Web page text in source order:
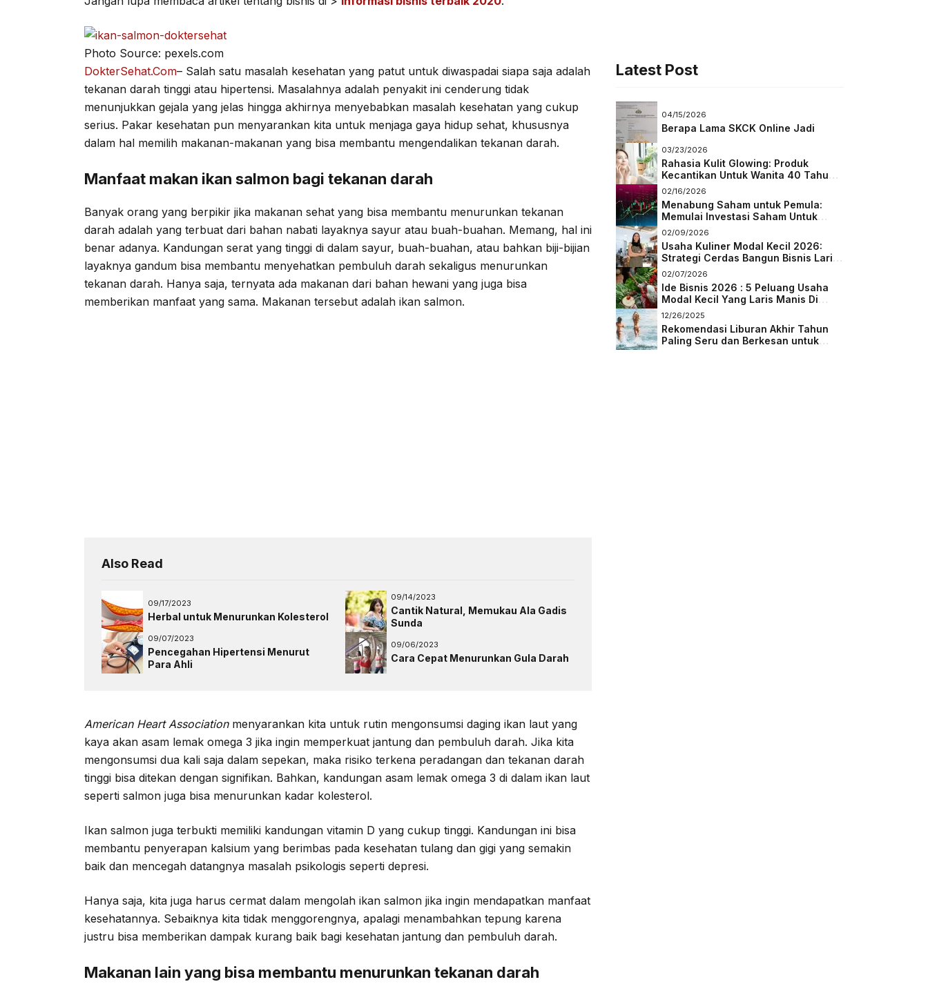
m
Photo Source: pexels.com
DokterSehat.Com– Salah satu masalah kesehatan yang patut untuk diwaspadai siapa saja adalah
tekanan darah tinggi atau hipertensi. Masalahnya adalah penyakit ini cenderung tidak
menunjukkan gejala yang jelas hingga akhirnya menyebabkan masalah kesehatan yang cukup
serius. Pakar kesehatan pun menyarankan kita untuk menjaga gaya hidup sehat, khususnya
dalam hal memilih makanan-makanan yang bisa membantu mengendalikan tekanan darah.
Manfaat makan ikan salmon bagi tekanan darah
Banyak orang yang berpikir jika makanan sehat yang bisa membantu menurunkan tekanan
darah adalah yang terbuat dari bahan nabati layaknya sayur atau buah-buahan. Memang, hal ini
benar adanya. Kandungan serat yang tinggi di dalam sayur, buah-buahan, atau bahkan biji-bijian
layaknya gandum bisa membantu menyehatkan pembuluh darah sekaligus menurunkan
tekanan darah. Hanya saja, ternyata ada makanan dari bahan hewani yang juga bisa
memberikan manfaat yang sama. Makanan tersebut adalah ikan salmon.
Also Read
09/17/2023
Herbal untuk Menurunkan Kolesterol
09/14/2023
Cantik Natural, Memukau Ala Gadis
Sunda
09/07/2023
Pencegahan Hipertensi Menurut
Para Ahli
09/06/2023
Cara Cepat Menurunkan Gula Darah
American Heart Associationmenyarankan kita untuk rutin mengonsumsi daging ikan laut yang
kaya akan asam lemak omega 3 jika ingin memperkuat jantung dan pembuluh darah. Jika kita
mengonsumsi dua kali saja dalam sepekan, maka risiko terkena peradangan dan tekanan darah
tinggi bisa ditekan dengan signifikan. Bahkan, kandungan asam lemak omega 3 di dalam ikan laut
seperti salmon juga bisa menurunkan kadar kolesterol.
Ikan salmon juga terbukti memiliki kandungan vitamin D yang cukup tinggi. Kandungan ini bisa
membantu penyerapan kalsium yang berimbas pada kesehatan tulang dan gigi yang semakin
baik dan mencegah datangnya masalah psikologis seperti depresi.
Hanya saja, kita juga harus cermat dalam mengolah ikan salmon jika ingin mendapatkan manfaat
kesehatannya. Sebaiknya kita tidak menggorengnya, apalagi menambahkan tepung karena
justru bisa memberikan dampak kurang baik bagi kesehatan jantung dan pembuluh darah.
Makanan lain yang bisa membantu menurunkan tekanan darah
Latest Post
04/15/2026
Berapa Lama SKCK Online Jadi
03/23/2026
Rahasia Kulit Glowing: Produk
Kecantikan Untuk Wanita 40 Tahun
Keatas
02/16/2026
Menabung Saham untuk Pemula:
Memulai Investasi Saham Untuk
Pemula
02/09/2026
Usaha Kuliner Modal Kecil 2026:
Strategi Cerdas Bangun Bisnis Laris
di Tengah Persaingan
02/07/2026
Ide Bisnis 2026 : 5 Peluang Usaha
Modal Kecil Yang Laris Manis Di
Masa Depan
12/26/2025
Rekomendasi Liburan Akhir Tahun
Paling Seru dan Berkesan untuk